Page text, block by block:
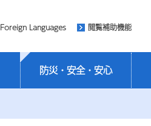
Foreign Languages 閲覧補助機能
防災・安全・安心